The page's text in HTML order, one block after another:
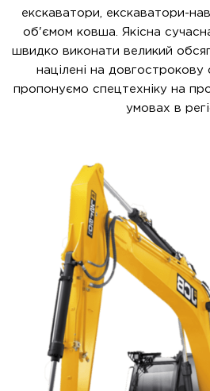
екскаватори, екскаватори-
об'ємом ковша. Якісна
швидко виконати великий
націлені на
пропонуємо спецтехніку на
умовах в